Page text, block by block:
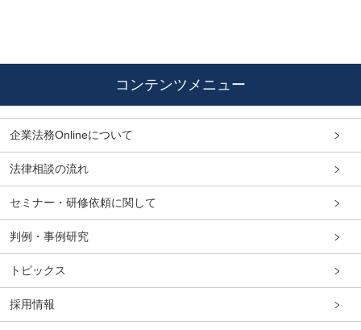
コンテンツメニュー
企業法務Onlineについて
法律相談の流れ
セミナー・研修依頼に関して
判例・事例研究
トピックス
採用情報